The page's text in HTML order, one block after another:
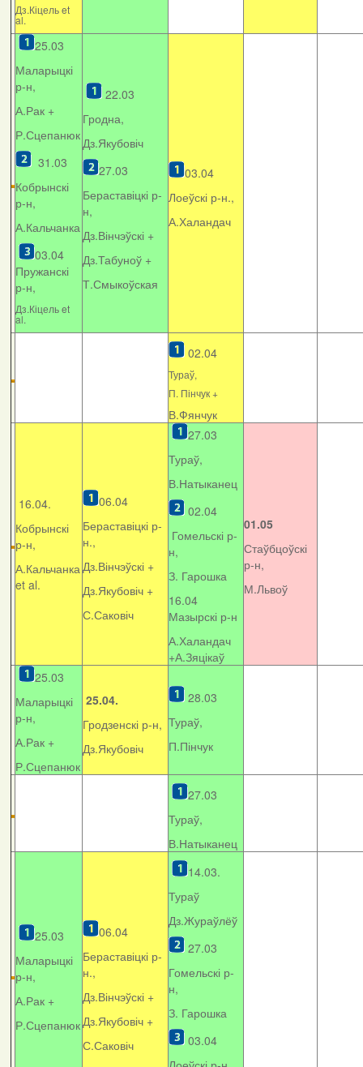
Дз.Кіцель et
al.
25.03
Маларыцкі
р-н,
А.Рак +
Р.Сцепанюк
31.03
Кобрынскі
р-н,
А.Кальчанка
03.04
Пружанскі
р-н,
Дз.Кіцель et
al.
22.03
Гродна,
Дз.Якубовіч
27.03
Бераставіцкі р-
н,
Дз.Вінчэўскі +
Дз.Табуноў +
Т.Смыкоўская
03.04
Лоеўскі р-н.,
А.Халандач
02.04
Тураў,
П. Пінчук +
В.Фянчук
16.04.
Кобрынскі
р-н,
А.Кальчанка
et al.
06.04
Бераставіцкі р-
н.,
Дз.Вінчэўскі +
Дз.Якубовіч +
С.Саковіч
27.03
Тураў,
В.Натыканец
02.04
Гомельскі р-
н,
З. Гарошка
16.04
Мазырскі р-н
А.Халандач
+А.Зяцікаў
01.05
Стаўбцоўскі
р-н,
М.Львоў
25.03
Маларыцкі
р-н,
А.Рак +
Р.Сцепанюк
25.04.
Гродзенскі р-н,
Дз.Якубовіч
28.03
Тураў,
П.Пінчук
27.03
Тураў,
В.Натыканец
25.03
Маларыцкі
р-н,
А.Рак +
Р.Сцепанюк
06.04
Бераставіцкі р-
н.,
Дз.Вінчэўскі +
Дз.Якубовіч +
С.Саковіч
14.03.
Тураў
Дз.Жураўлёў
27.03
Гомельскі р-
н,
З. Гарошка
03.04